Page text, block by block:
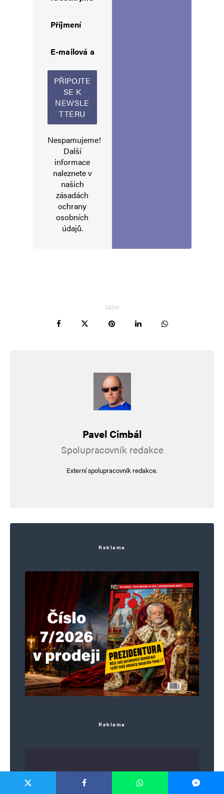
Informujte mě o nových komentářích e-mailem.
Alternative:
Nespamujeme!
Další
informace
naleznete v
našich
zásadách
ochrany
osobních
údajů.
Sdílet
Pavel Cimbál
Spolupracovník redakce
Externí spolupracovník redakce.
Reklama
Reklama